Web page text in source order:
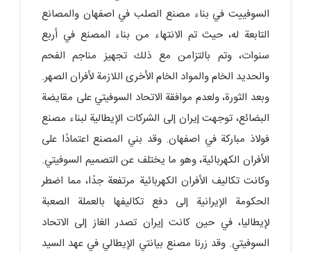
السوفييت في بناء مصنع الصلب في اصفهان والمصانع
التابعة له، حيث تم الانتهاء من بناء المصنع في أربع
سنوات، وتم بالتزامن مع ذلك تجهيز مناجم الفحم
والحديد الخام والمواد الخام الأخرى اللازمة لأفران الصهر.
وبعد الثورة، ولعدم موافقة الاتحاد السوفيتي على مقايضة
البضائع، توجهت إيران إلى الشركات الإيطالية لبناء مصنع
فولاذ مباركة في اصفهان. وقد بني المصنع اعتمادًا على
الأفران الكهربائية، وهو ما يختلف عن التصميم السوفيتي.
وكانت تكاليف الأفران الكهربائية مرتفعة جدًا، مما اضطر
الحكومة الإيرانية إلى دفع تكاليفها بالعملة الصعبة
لإيطاليا، في حين كانت إيران تصدر الغاز إلى الاتحاد
السوفيتي. وقد زرنا مصنع بيانتي الإيطالي في عهد السيد